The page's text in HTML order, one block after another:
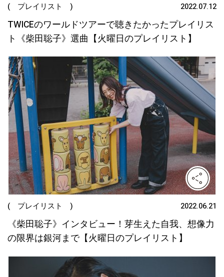
( プレイリスト ) 2022.07.12
TWICEのワールドツアーで聴きたかったプレイリス
ト《柴田聡子》選曲【火曜日のプレイリスト】
( プレイリスト ) 2022.06.21
《柴田聡子》インタビュー！芽生えた自我、想像力
の限界は銀河まで【火曜日のプレイリスト】